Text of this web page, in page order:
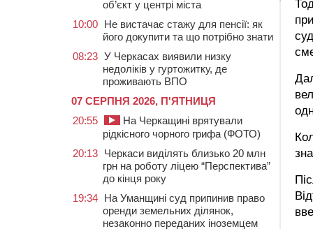
об’єкт у центрі міста
10:00 Не вистачає стажу для пенсії: як
його докупити та що потрібно знати
08:23 У Черкасах виявили низку
недоліків у гуртожитку, де
проживають ВПО
07 СЕРПНЯ 2026, П'ЯТНИЦЯ
20:55
На Черкащині врятували
рідкісного чорного грифа (ФОТО)
20:13 Черкаси виділять близько 20 млн
грн на роботу ліцею “Перспектива”
до кінця року
19:34 На Уманщині суд припинив право
оренди земельних ділянок,
незаконно переданих іноземцем